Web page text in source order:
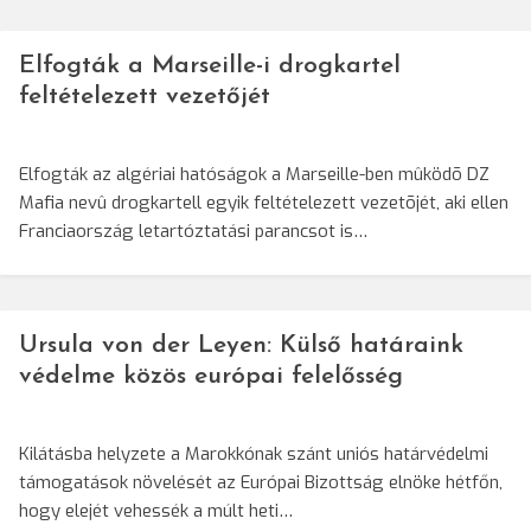
Elfogták a Marseille-i drogkartel
feltételezett vezetőjét
Elfogták az algériai hatóságok a Marseille-ben mûködõ DZ
Mafia nevû drogkartell egyik feltételezett vezetõjét, aki ellen
Franciaország letartóztatási parancsot is…
Ursula von der Leyen: Külső határaink
védelme közös európai felelősség
Kilátásba helyzete a Marokkónak szánt uniós határvédelmi
támogatások növelését az Európai Bizottság elnöke hétfőn,
hogy elejét vehessék a múlt heti…